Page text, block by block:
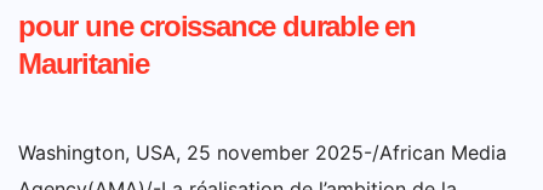
pour une croissance durable en
Mauritanie
Washington, USA, 25 november 2025-/African Media